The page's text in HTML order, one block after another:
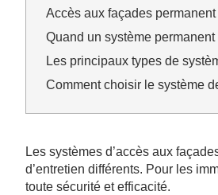
Accès aux façades
Quand un système
Les principaux types de
Comment choisir le système
Les systèmes d’accès aux
d’entretien différents. Pour les
toute sécurité et efficacité.